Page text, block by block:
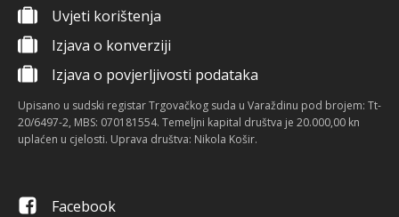
Uvjeti korištenja
Izjava o konverziji
Izjava o povjerljivosti podataka
Upisano u sudski registar Trgovačkog suda u Varaždinu pod brojem: Tt-
20/6497-2, MBS: 070181554. Temeljni kapital društva je 20.000,00 kn
uplaćen u cjelosti. Uprava društva: Nikola Košir.
Facebook